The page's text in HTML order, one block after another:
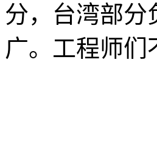
分，台湾部分
广。工程师们